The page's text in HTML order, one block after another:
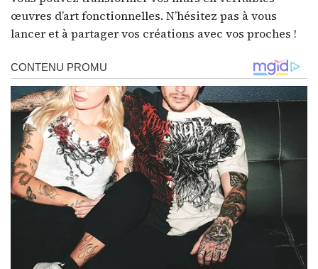
œuvres d’art fonctionnelles. N’hésitez pas à vous
lancer et à partager vos créations avec vos proches !